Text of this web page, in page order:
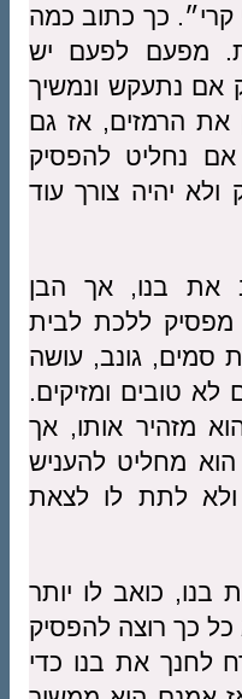
כך כתוב כמה
מפעם לפעם יש
אם נתעקש ונמשיך
את הרמזים, אז גם
נחליט להפסיק
יהיה צורך עוד
את בנו, אך הבן
מפסיק ללכת לבית
סמים, גונב, עושה
לא טובים ומזיקים.
מזהיר אותו, אך
מחליט להעניש
ולא לתת לו לצאת
כואב לו יותר
כך רוצה להפסיק
לחנך את בנו כדי